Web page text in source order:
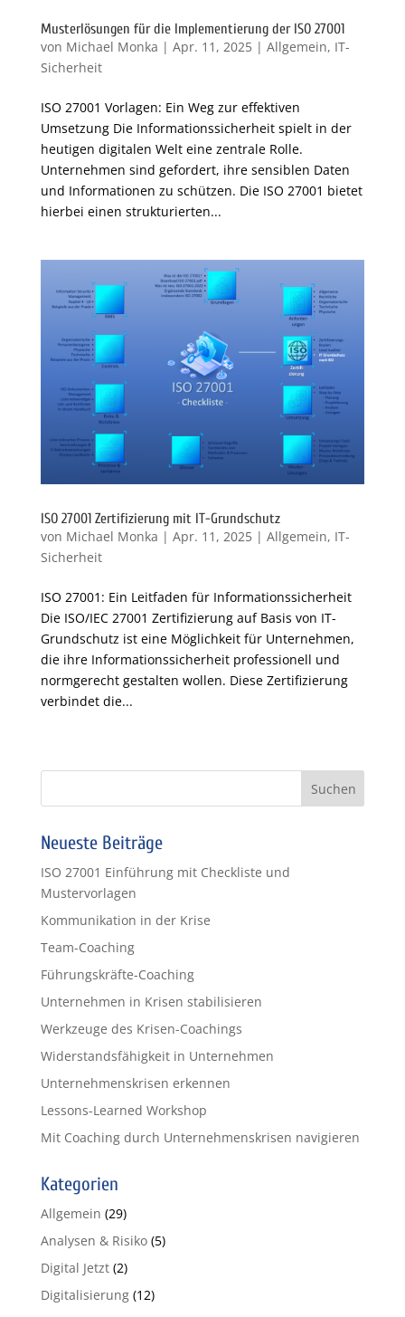
Musterlösungen für die Implementierung der ISO 27001
von Michael Monka | Apr. 11, 2025| Allgemein, IT-
Sicherheit
ISO 27001 Vorlagen: Ein Weg zur effektiven
Umsetzung Die Informationssicherheit spielt in der
heutigen digitalen Welt eine zentrale Rolle.
Unternehmen sind gefordert, ihre sensiblen Daten
und Informationen zu schützen. Die ISO 27001 bietet
hierbei einen strukturierten...
ISO 27001 Zertifizierung mit IT-Grundschutz
von Michael Monka | Apr. 11, 2025| Allgemein, IT-
Sicherheit
ISO 27001: Ein Leitfaden für Informationssicherheit
Die ISO/IEC 27001 Zertifizierung auf Basis von IT-
Grundschutz ist eine Möglichkeit für Unternehmen,
die ihre Informationssicherheit professionell und
normgerecht gestalten wollen. Diese Zertifizierung
verbindet die...
Neueste Beiträge
ISO 27001 Einführung mit Checkliste und
Mustervorlagen
Kommunikation in der Krise
Team-Coaching
Führungskräfte-Coaching
Unternehmen in Krisen stabilisieren
Werkzeuge des Krisen-Coachings
Widerstandsfähigkeit in Unternehmen
Unternehmenskrisen erkennen
Lessons-Learned Workshop
Mit Coaching durch Unternehmenskrisen navigieren
Kategorien
Allgemein (29)
Analysen & Risiko(5)
Digital Jetzt(2)
Digitalisierung(12)